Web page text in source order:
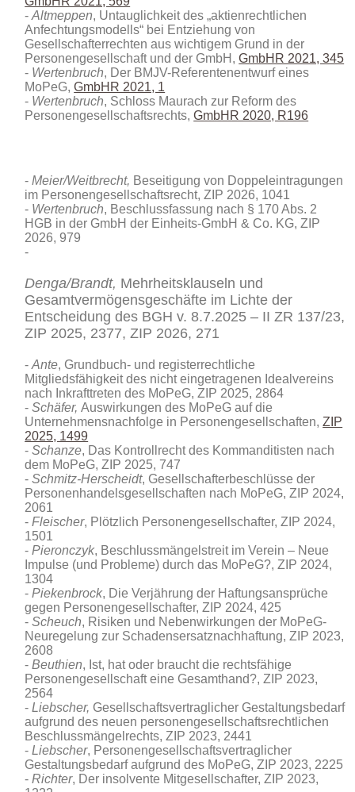
Altmeppen, Untauglichkeit des „aktienrechtlichen
Anfechtungsmodells“ bei Entziehung von
Gesellschafterrechten aus wichtigem Grund in der
Personengesellschaft und der GmbH,GmbHR 2021, 345
Wertenbruch, Der BMJV-Referentenentwurf eines
MoPeG,GmbHR 2021, 1
Wertenbruch, Schloss Maurach zur Reform des
Personengesellschaftsrechts,GmbHR 2020, R196
Meier/Weitbrecht, Beseitigung von Doppeleintragungen
im Personengesellschaftsrecht, ZIP 2026, 1041
Wertenbruch, Beschlussfassung nach § 170 Abs. 2
HGB in der GmbH der Einheits-GmbH & Co. KG, ZIP
2026, 979
Denga/Brandt, Mehrheitsklauseln und
Gesamtvermögensgeschäfte im Lichte der
Entscheidung des BGH v. 8.7.2025 – II ZR 137/23,
ZIP 2025, 2377,ZIP 2026, 271
Ante, Grundbuch- und registerrechtliche
Mitgliedsfähigkeit des nicht eingetragenen Idealvereins
nach Inkrafttreten des MoPeG, ZIP 2025, 2864
Schäfer,Auswirkungen des MoPeG auf die
Unternehmensnachfolge in Personengesellschaften,ZIP
2025, 1499
Schanze, Das Kontrollrecht des Kommanditisten nach
dem MoPeG, ZIP 2025, 747
Schmitz-Herscheidt, Gesellschafterbeschlüsse der
Personenhandelsgesellschaften nach MoPeG, ZIP 2024,
2061
Fleischer, Plötzlich Personengesellschafter, ZIP 2024,
1501
Pieronczyk, Beschlussmängelstreit im Verein – Neue
Impulse (und Probleme) durch das MoPeG?, ZIP 2024,
1304
Piekenbrock, Die Verjährung der Haftungsansprüche
gegen Personengesellschafter, ZIP 2024, 425
Scheuch, Risiken und Nebenwirkungen der MoPeG-
Neuregelung zur Schadensersatznachhaftung, ZIP 2023,
2608
Beuthien, Ist, hat oder braucht die rechtsfähige
Personengesellschaft eine Gesamthand?, ZIP 2023,
2564
Liebscher, Gesellschaftsvertraglicher Gestaltungsbedarf
aufgrund des neuen personengesellschaftsrechtlichen
Beschlussmängelrechts, ZIP 2023, 2441
Liebscher, Personengesellschaftsvertraglicher
Gestaltungsbedarf aufgrund des MoPeG, ZIP 2023, 2225
Richter, Der insolvente Mitgesellschafter, ZIP 2023,